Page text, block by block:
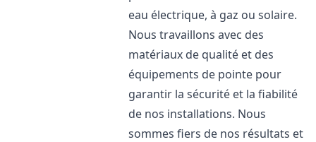
eau électrique, à gaz ou solaire.
Nous travaillons avec des
matériaux de qualité et des
équipements de pointe pour
garantir la sécurité et la fiabilité
de nos installations. Nous
sommes fiers de nos résultats et